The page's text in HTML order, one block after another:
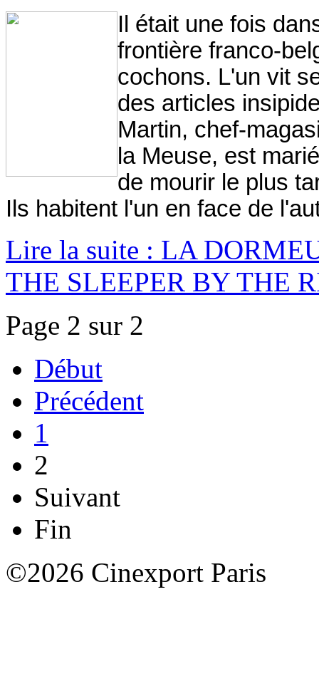
Il était une fois
frontière franco-
cochons. L'un vit
des articles
Martin, chef-
la Meuse, est
de mourir le plus
Ils habitent l'un en face de
Lire la suite : LA
THE SLEEPER BY THE
Page 2 sur 2
Début
Précédent
1
2
Suivant
Fin
©2026 Cinexport Paris